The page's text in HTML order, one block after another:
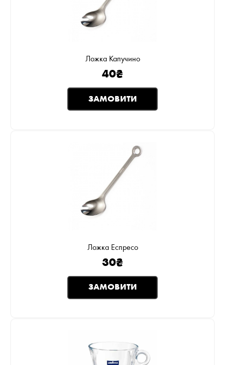
Ложка Капучино
40₴
ЗАМОВИТИ
Ложка Еспресо
30₴
ЗАМОВИТИ